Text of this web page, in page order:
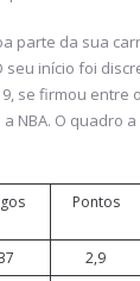
parte da sua
seu início foi
se firmou entre
NBA. O quadro
Pontos
2,9